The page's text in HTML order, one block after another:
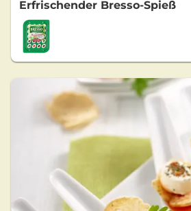
Erfrischender Bresso-Spieß